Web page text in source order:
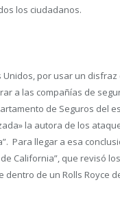
los ciudadanos.
por usar un disfraz
a las compañías de
de Seguros del
la autora de los
Para llegar a esa
California”, que revisó
de un Rolls Royce